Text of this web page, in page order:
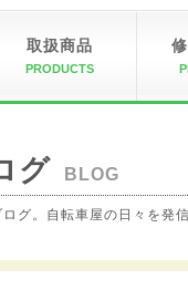
取扱商品
PRODUCTS
グ BLOG
グ。自転車屋の日々を発